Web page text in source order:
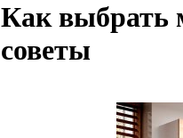
Как выбрать
советы